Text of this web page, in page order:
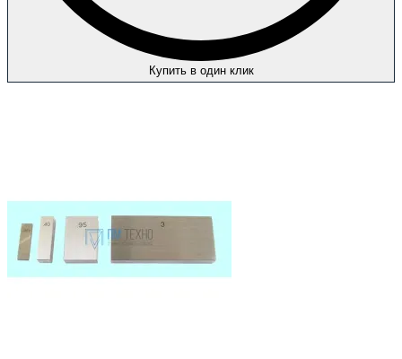
Купить в один клик